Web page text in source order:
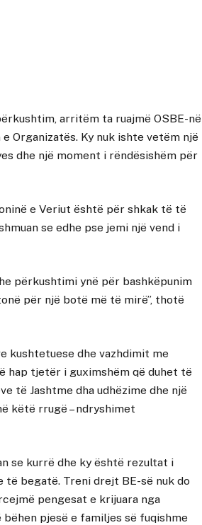
arritëm ta ruajmë OSBE-në
Organizatës. Ky nuk ishte vetëm një
dhe një moment i rëndësishëm për
e Veriut është për shkak të të
se edhe pse jemi një vend i
përkushtimi ynë për bashkëpunim
për një botë më të mirë”, thotë
kushtetuese dhe vazhdimit me
hap tjetër i guximshëm që duhet të
të Jashtme dha udhëzime dhe një
këtë rrugë – ndryshimet
se kurrë dhe ky është rezultat i
begatë. Treni drejt BE-së nuk do
pengesat e krijuara nga
bëhen pjesë e familjes së fuqishme